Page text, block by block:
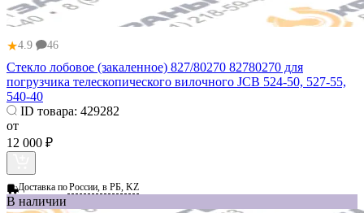
★4.9 46
Стекло лобовое (закаленное) 827/80270 82780270 для
погрузчика телескопического вилочного JCB 524-50, 527-55,
540-40
ID товара: 429282
от
12 000 ₽
Доставка поРоссии, в РБ, KZ
В наличии